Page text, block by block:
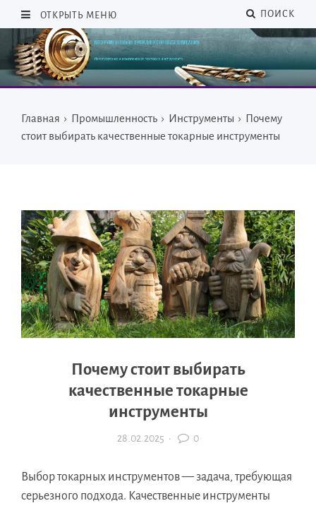
ОТКРЫТЬ МЕНЮ ПОИСК
Главная › Промышленность › Инструменты › Почему
стоит выбирать качественные токарные инструменты
Почему стоит выбирать
качественные токарные
инструменты
28.02.2025 · 0
Выбор токарных инструментов — задача, требующая
серьезного подхода. Качественные инструменты